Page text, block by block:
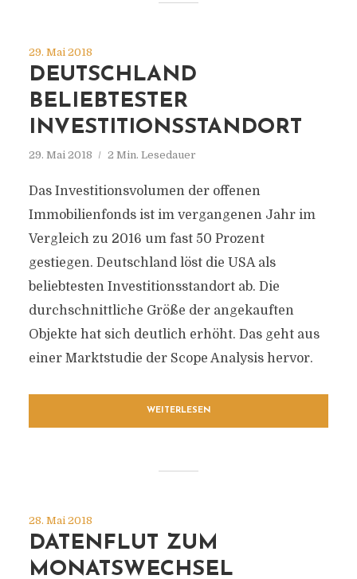
29. Mai 2018
DEUTSCHLAND
BELIEBTESTER
INVESTITIONSSTANDORT
29. Mai 2018 2 Min. Lesedauer
Das Investitionsvolumen der offenen
Immobilienfonds ist im vergangenen Jahr im
Vergleich zu 2016 um fast 50 Prozent
gestiegen. Deutschland löst die USA als
beliebtesten Investitionsstandort ab. Die
durchschnittliche Größe der angekauften
Objekte hat sich deutlich erhöht. Das geht aus
einer Marktstudie der Scope Analysis hervor.
WEITERLESEN
28. Mai 2018
DATENFLUT ZUM
MONATSWECHSEL